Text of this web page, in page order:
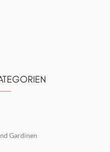
Gardinen